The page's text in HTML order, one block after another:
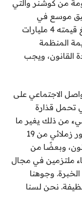
من كوشنر والتي
موسع في
الاحتيال العقاري في المنتجع الذي تبلغ قيمته 4 مليارات
المنظمة
القانون، ويجب
الاجتماعي على
تحمل قذارة
من ذلك يغير ما
رأيته. الصور موجودة على هاتفي، وصور زملائي من 19
وبعضًا من
ملتزمين في مجال
وجوهنا
نحن لسنا